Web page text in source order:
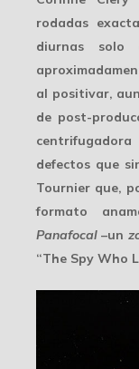
rodadas
diurnas solo
al positivar,
de post-
defectos que
Tournier que,
formato
Panafocal –un
“The Spy Who